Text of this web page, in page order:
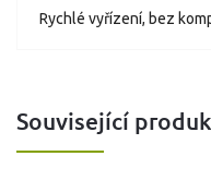
Rychlé vyřízení, bez
Související